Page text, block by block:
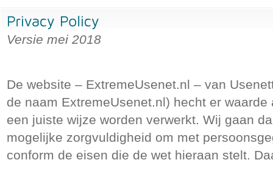
Versie mei 2018
De website – ExtremeUsenet.nl – van
de naam ExtremeUsenet.nl) hecht er
een juiste wijze worden verwerkt. Wij gaan
mogelijke zorgvuldigheid om met
conform de eisen die de wet hieraan stelt.